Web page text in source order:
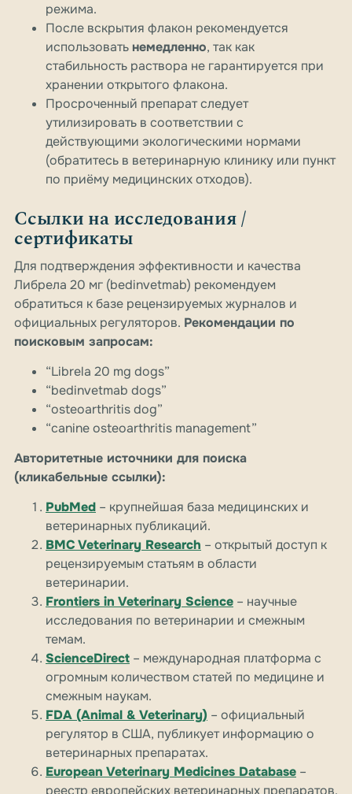
режима.
После вскрытия флакон рекомендуется
использовать немедленно, так как
стабильность раствора не гарантируется при
хранении открытого флакона.
Просроченный препарат следует
утилизировать в соответствии с
действующими экологическими нормами
(обратитесь в ветеринарную клинику или пункт
по приёму медицинских отходов).
Ссылки на исследования /
сертификаты
Для подтверждения эффективности и качества
Либрела 20 мг (bedinvetmab) рекомендуем
обратиться к базе рецензируемых журналов и
официальных регуляторов. Рекомендации по
поисковым запросам:
“Librela 20 mg dogs”
“bedinvetmab dogs”
“osteoarthritis dog”
“canine osteoarthritis management”
Авторитетные источники для поиска
(кликабельные ссылки):
PubMed – крупнейшая база медицинских и
ветеринарных публикаций.
BMC Veterinary Research – открытый доступ к
рецензируемым статьям в области
ветеринарии.
Frontiers in Veterinary Science – научные
исследования по ветеринарии и смежным
темам.
ScienceDirect – международная платформа с
огромным количеством статей по медицине и
смежным наукам.
FDA (Animal & Veterinary) – официальный
регулятор в США, публикует информацию о
ветеринарных препаратах.
European Veterinary Medicines Database –
реестр европейских ветеринарных препаратов,